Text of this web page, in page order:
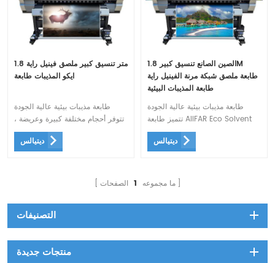
1.8 متر تنسيق كبير ملصق فينيل راية
ايكو المذيبات طابعة
طابعة مذيبات بيئية عالية الجودة
تتوفر أحجام مختلفة كبيرة وعريضة ،
رؤوس طباعة واحدة / مزدوجة من
إبسون ، دقة عالية ، كفاءة عالية ،
ديتيالس
الصين الصانع تنسيق كبير 1.8M
طابعة ملصق شبكة مرنة الفينيل راية
طابعة المذيبات البيئية
طابعة مذيبات بيئية عالية الجودة
تتميز طابعة AIIFAR Eco Solvent
بالعديد من الميزات التي تجعلها
الخيار الأول لطابعات المذيبات البيئية
ديتيالس
ما مجموعه 1 الصفحات
التصنيفات
منتجات جديدة